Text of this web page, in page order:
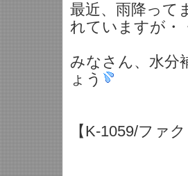
最近、雨降って
れていますが・
みなさん、水分
ょう
【K-1059/ファ